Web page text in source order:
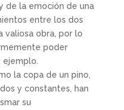
de la emoción de una
entre los dos
valiosa obra, por lo
poder
ejemplo.
la copa de un pino,
y constantes, han
su